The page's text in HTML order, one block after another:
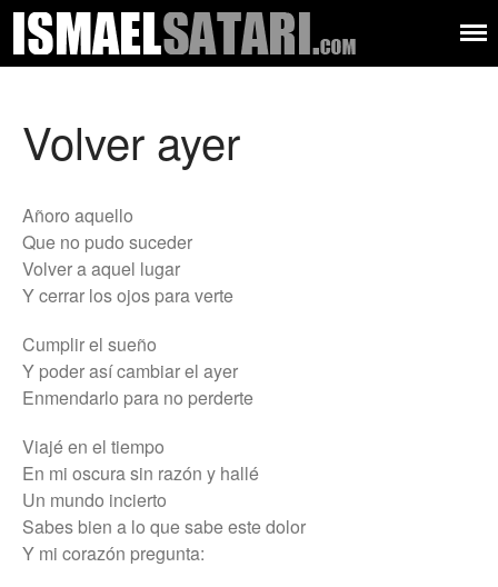
compositor –
Volver ayer
Añoro aquello
Que no pudo suceder
Volver a aquel lugar
Y cerrar los ojos para verte
Cumplir el sueño
Y poder así cambiar el ayer
Enmendarlo para no perderte
Viajé en el tiempo
En mi oscura sin razón y hallé
Un mundo incierto
Sabes bien a lo que sabe este dolor
Y mi corazón pregunta: